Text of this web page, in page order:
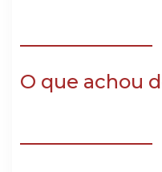
O que achou